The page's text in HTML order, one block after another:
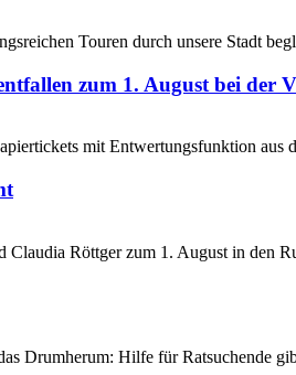
Touren durch unsere Stadt
zum 1. August bei der
mit Entwertungsfunktion aus
Röttger zum 1. August in den
Drumherum: Hilfe für Ratsuchende